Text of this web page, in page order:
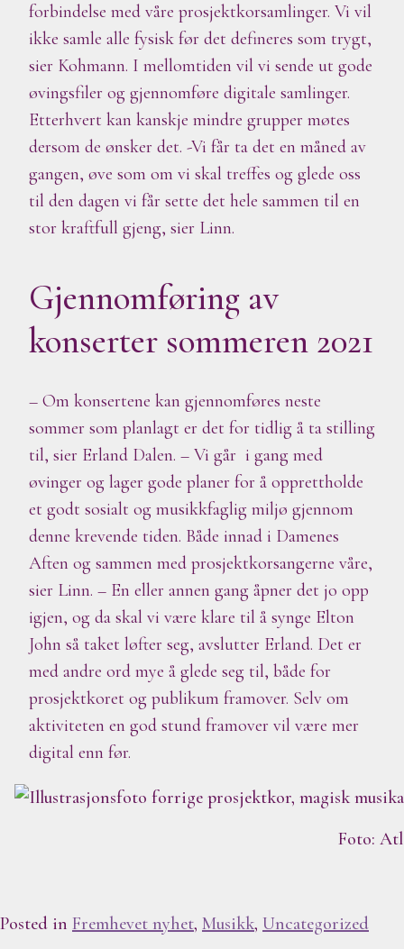
forbindelse med våre prosjektkorsamlinger. Vi vil
ikke samle alle fysisk før det defineres som trygt,
sier Kohmann. I mellomtiden vil vi sende ut gode
øvingsfiler og gjennomføre digitale samlinger.
Etterhvert kan kanskje mindre grupper møtes
dersom de ønsker det. -Vi får ta det en måned av
gangen, øve som om vi skal treffes og glede oss
til den dagen vi får sette det hele sammen til en
stor kraftfull gjeng, sier Linn.
Gjennomføring av
konserter sommeren 2021
– Om konsertene kan gjennomføres neste
sommer som planlagt er det for tidlig å ta stilling
til, sier Erland Dalen. – Vi går i gang med
øvinger og lager gode planer for å opprettholde
et godt sosialt og musikkfaglig miljø gjennom
denne krevende tiden. Både innad i Damenes
Aften og sammen med prosjektkorsangerne våre,
sier Linn. – En eller annen gang åpner det jo opp
igjen, og da skal vi være klare til å synge Elton
John så taket løfter seg, avslutter Erland. Det er
med andre ord mye å glede seg til, både for
prosjektkoret og publikum framover. Selv om
aktiviteten en god stund framover vil være mer
digital enn før.
Foto:
Posted in Fremhevet nyhet, Musikk, Uncategorized